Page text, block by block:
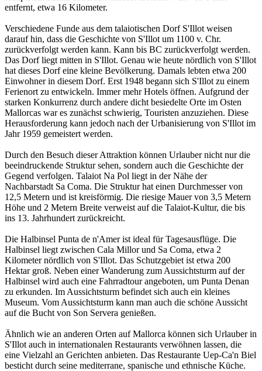
entfernt, etwa 16 Kilometer.
Verschiedene Funde aus dem talaiotischen Dorf S'Illot weisen
darauf hin, dass die Geschichte von S'Illot um 1100 v. Chr.
zurückverfolgt werden kann. Kann bis BC zurückverfolgt werden.
Das Dorf liegt mitten in S'Illot. Genau wie heute nördlich von S'Illot
hat dieses Dorf eine kleine Bevölkerung. Damals lebten etwa 200
Einwohner in diesem Dorf. Erst 1948 begann sich S'Illot zu einem
Ferienort zu entwickeln. Immer mehr Hotels öffnen. Aufgrund der
starken Konkurrenz durch andere dicht besiedelte Orte im Osten
Mallorcas war es zunächst schwierig, Touristen anzuziehen. Diese
Herausforderung kann jedoch nach der Urbanisierung von S'Illot im
Jahr 1959 gemeistert werden.
Durch den Besuch dieser Attraktion können Urlauber nicht nur die
beeindruckende Struktur sehen, sondern auch die Geschichte der
Gegend verfolgen. Talaiot Na Pol liegt in der Nähe der
Nachbarstadt Sa Coma. Die Struktur hat einen Durchmesser von
12,5 Metern und ist kreisförmig. Die riesige Mauer von 3,5 Metern
Höhe und 2 Metern Breite verweist auf die Talaiot-Kultur, die bis
ins 13. Jahrhundert zurückreicht.
Die Halbinsel Punta de n'Amer ist ideal für Tagesausflüge. Die
Halbinsel liegt zwischen Cala Millor und Sa Coma, etwa 2
Kilometer nördlich von S'Illot. Das Schutzgebiet ist etwa 200
Hektar groß. Neben einer Wanderung zum Aussichtsturm auf der
Halbinsel wird auch eine Fahrradtour angeboten, um Punta Denan
zu erkunden. Im Aussichtsturm befindet sich auch ein kleines
Museum. Vom Aussichtsturm kann man auch die schöne Aussicht
auf die Bucht von Son Servera genießen.
Ähnlich wie an anderen Orten auf Mallorca können sich Urlauber in
S'Illot auch in internationalen Restaurants verwöhnen lassen, die
eine Vielzahl an Gerichten anbieten. Das Restaurante Uep-Ca'n Biel
besticht durch seine mediterrane, spanische und ethnische Küche.